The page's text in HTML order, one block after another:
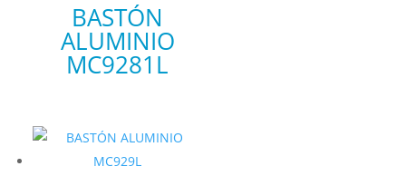
BASTÓN
ALUMINIO
MC9281L